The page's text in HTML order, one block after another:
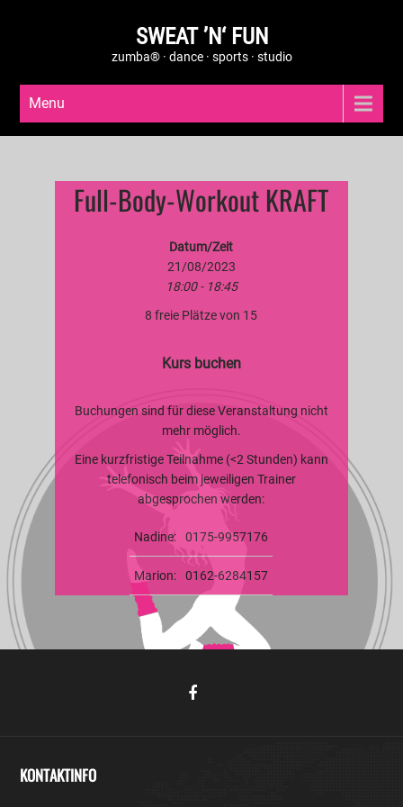
SWEAT ’N‘ FUN
zumba® · dance · sports · studio
Menu
Full-Body-Workout KRAFT
Datum/Zeit
21/08/2023
18:00 - 18:45
8 freie Plätze von 15
Kurs buchen
Buchungen sind für diese Veranstaltung nicht
mehr möglich.
Eine kurzfristige Teilnahme (<2 Stunden) kann
telefonisch beim jeweiligen Trainer
abgesprochen werden:
Nadine: 0175-9957176
Marion: 0162-6284157
KONTAKTINFO